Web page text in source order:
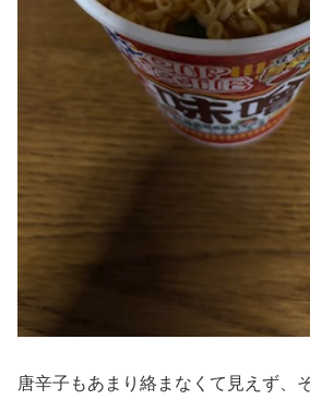
唐辛子もあまり絡まなくて見えず、